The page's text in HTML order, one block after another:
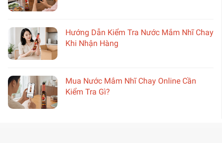
Hướng Dẫn Kiểm Tra Nước Mắm Nhĩ Chay
Khi Nhận Hàng
Mua Nước Mắm Nhĩ Chay Online Cần
Kiểm Tra Gì?